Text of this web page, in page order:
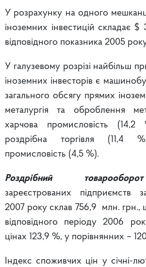
У розрахунку на одного
іноземних інвестицій складає $
відповідного показника 2005
У галузевому розрізі найбільш
іноземних інвесторів є
загального обсягу прямих
металургія та оброблення
харчова промисловість
роздрібна торгівля (11,4
промисловість (4,5 %).
Роздрібний
зареєстрованих підприємств
2007 року склав 756,9 млн. грн.,
відповідного періоду 2006
цінах 123,9 %, у порівнянних –
Індекс споживчих цін у січні-